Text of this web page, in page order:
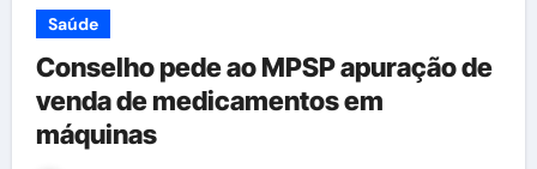
Saúde
Conselho pede ao MPSP apuração de
venda de medicamentos em
máquinas